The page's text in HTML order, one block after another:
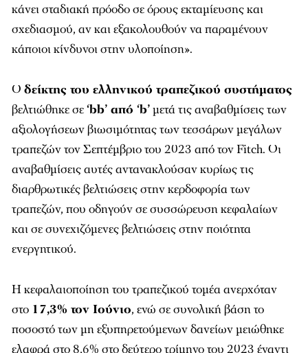
κάνει σταδιακή πρόοδο σε όρους εκταμίευσης και
σχεδιασμού, αν και εξακολουθούν να παραμένουν
κάποιοι κίνδυνοι στην υλοποίηση».
Ο δείκτης του ελληνικού τραπεζικού συστήματος
βελτιώθηκε σε‘bb’ από ‘b’μετά τις αναβαθμίσεις των
αξιολογήσεων βιωσιμότητας των τεσσάρων μεγάλων
τραπεζών τον Σεπτέμβριο του 2023 από τον Fitch. Οι
αναβαθμίσεις αυτές αντανακλούσαν κυρίως τις
διαρθρωτικές βελτιώσεις στην κερδοφορία των
τραπεζών, που οδηγούν σε συσσώρευση κεφαλαίων
και σε συνεχιζόμενες βελτιώσεις στην ποιότητα
ενεργητικού.
Η κεφαλαιοποίηση του τραπεζικού τομέα ανερχόταν
στο 17,3% τον Ιούνιο, ενώ σε συνολική βάση το
ποσοστό των μη εξυπηρετούμενων δανείων μειώθηκε
ελαφρά στο 8,6% στο δεύτερο τρίμηνο του 2023 έναντι